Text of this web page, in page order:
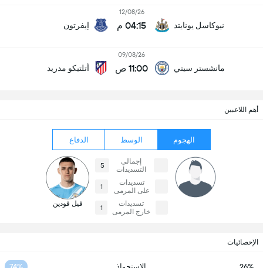
نيوكاسل يونايتد
12/08/26
04:15 م إيفرتون
مانشستر سيتي
09/08/26
11:00 ص أتلتيكو مدريد
أهم اللاعبين
الهجوم الوسط الدفاع
إجمالي
التسديدات
5
تسديدات
على المرمى
1
تسديدات
خارج المرمى
1 فيل فودين
الإحصائيات
26% الاستحواذ 74%